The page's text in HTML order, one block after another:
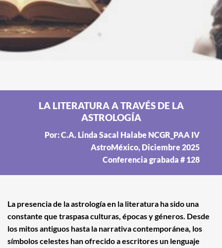
LA LITERATURA A TRAVÉS DE LA
ASTROLOGÍA
Por: C.A. Linda Sacal Halabe NCGR_PAA IV
AstroMéxico, Diciembre 2025
Conferencia grabada # 128
La presencia de la astrología en la literatura ha sido una
constante que traspasa culturas, épocas y géneros. Desde
los mitos antiguos hasta la narrativa contemporánea, los
símbolos celestes han ofrecido a escritores un lenguaje